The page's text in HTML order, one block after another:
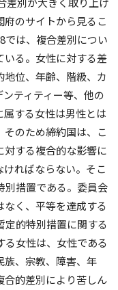
のサイトから見るこ
では、複合差別につい
いる。女性に対する差
位、年齢、階級、カ
ティティー等、他の
する女性は男性とは
のため締約国は、こ
する複合的な影響に
ればならない。そこ
別措置である。委員会
く、平等を達成する
定的特別措置に関する
る女性は、女性である
族、宗教、障害、年
合的差別により苦しん